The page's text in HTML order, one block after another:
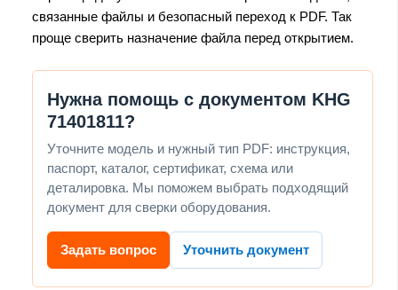
связанные файлы и безопасный переход к PDF. Так
проще сверить назначение файла перед открытием.
Нужна помощь с документом KHG
71401811?
Уточните модель и нужный тип PDF: инструкция,
паспорт, каталог, сертификат, схема или
деталировка. Мы поможем выбрать подходящий
документ для сверки оборудования.
Задать вопрос Уточнить документ